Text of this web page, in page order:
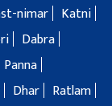
nimar
Katni
Dabra
Panna
Dhar
Ratlam